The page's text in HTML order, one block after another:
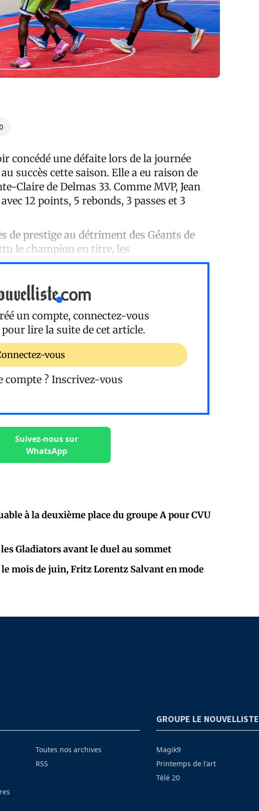
concédé une défaite lors de la journée
succès cette saison. Elle a eu raison de
Claire de Delmas 33. Comme MVP, Jean
12 points, 5 rebonds, 3 passes et 3
de prestige au détriment des Géants de
le champion en titre, les
un compte, connectez-vous
pour lire la suite de cet article.
vous
compte ? Inscrivez-vous
Suivez-nous sur
WhatsApp
à la deuxième place du groupe A pour CVU
Gladiators avant le duel au sommet
mois de juin, Fritz Lorentz Salvant en mode
Toutes nos archives
RSS
GROUPE LE NOUVELLISTE
Magik9
Printemps de l'art
Télé 20